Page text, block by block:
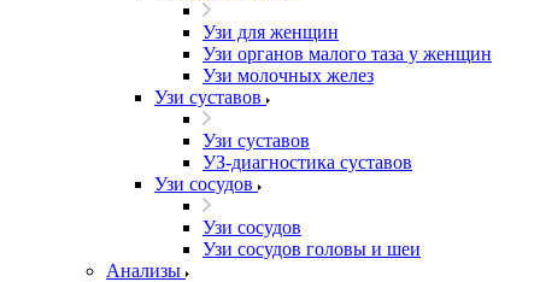
Узи для женщин
Узи органов малого таза у женщин
Узи молочных желез
Узи cуставов
Узи cуставов
УЗ-диагностика суставов
Узи сосудов
Узи сосудов
Узи сосудов головы и шеи
Анализы